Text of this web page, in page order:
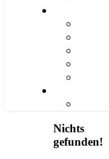
Nichts
gefunden!